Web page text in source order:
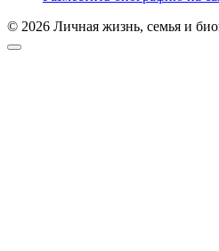
© 2026 Личная жизнь, семья и